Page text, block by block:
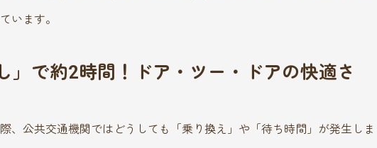
います。
」で約2時間！ドア・ツー・ドアの快適さ
、公共交通機関ではどうしても「乗り換え」や「待ち時間」が発生しま